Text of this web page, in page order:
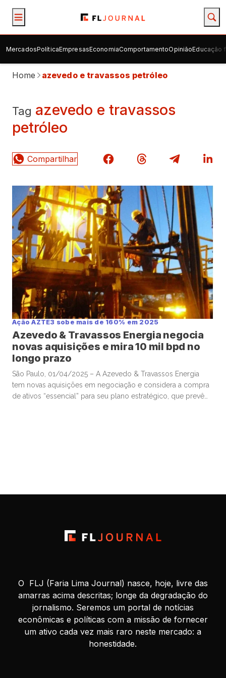
MercadosPolíticaEmpresasEconomiaComportamentoOpiniãoEducação
Home azevedo e travassos petróleo
Tag azevedo e travassos
petróleo
Ação AZTE3 sobe mais de 160% em 2025
Azevedo & Travassos Energia negocia
novas aquisições e mira 10 mil bpd no
longo prazo
São Paulo, 01/04/2025 – A Azevedo & Travassos Energia
tem novas aquisições em negociação e considera a compra
de ativos “essencial” para seu plano estratégico, que prevê
O FLJ (Faria Lima Journal) nasce, hoje, livre das
amarras acima descritas; longe da degradação do
jornalismo. Seremos um portal de notícias
econômicas e políticas com a missão de fornecer
um ativo cada vez mais raro neste mercado: a
honestidade.